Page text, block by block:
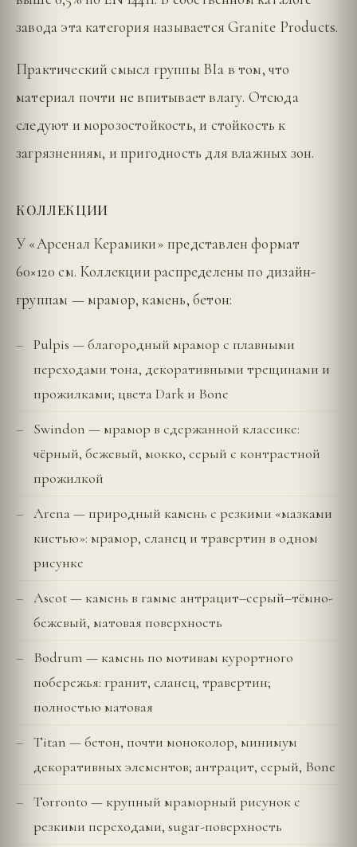
завода эта категория называется Granite Products.
Практический смысл группы BIa в том, что
материал почти не впитывает влагу. Отсюда
следуют и морозостойкость, и стойкость к
загрязнениям, и пригодность для влажных зон.
КОЛЛЕКЦИИ
У «Арсенал Керамики» представлен формат
60×120 см. Коллекции распределены по дизайн-
группам — мрамор, камень, бетон:
Pulpis — благородный мрамор с плавными
переходами тона, декоративными трещинами и
прожилками; цвета Dark и Bone
Swindon — мрамор в сдержанной классике:
чёрный, бежевый, мокко, серый с контрастной
прожилкой
Arena — природный камень с резкими «мазками
кистью»: мрамор, сланец и травертин в одном
рисунке
Ascot — камень в гамме антрацит–серый–тёмно-
бежевый, матовая поверхность
Bodrum — камень по мотивам курортного
побережья: гранит, сланец, травертин;
полностью матовая
Titan — бетон, почти моноколор, минимум
декоративных элементов; антрацит, серый, Bone
Torronto — крупный мраморный рисунок с
резкими переходами, sugar-поверхность